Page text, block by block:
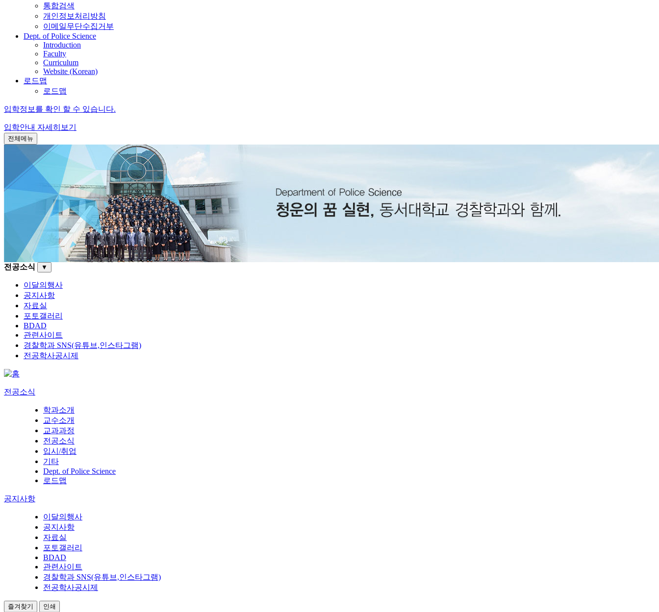
통합검색
개인정보처리방침
이메일무단수집거부
Dept. of Police Science
Introduction
Faculty
Curriculum
Website (Korean)
로드맵
로드맵
입학정보를 확인 할 수 있습니다.
입학안내 자세히보기
전체메뉴
전공소식 ▼
이달의행사
공지사항
자료실
포토갤러리
BDAD
관련사이트
경찰학과 SNS(유튜브,인스타그램)
전공학사공시제
전공소식
학과소개
교수소개
교과과정
전공소식
입시/취업
기타
Dept. of Police Science
로드맵
공지사항
이달의행사
공지사항
자료실
포토갤러리
BDAD
관련사이트
경찰학과 SNS(유튜브,인스타그램)
전공학사공시제
즐겨찾기 인쇄